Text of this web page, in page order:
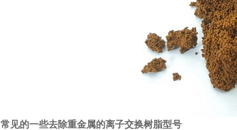
常见的一些去除重金属的离子交换树脂型号